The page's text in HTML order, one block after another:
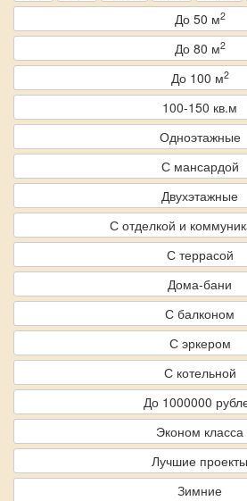
До 50 м2
До 80 м2
До 100 м2
100-150 кв.м
Одноэтажные
С мансардой
Двухэтажные
С отделкой и
С террасой
Дома-бани
С балконом
С эркером
С котельной
До 1000000
Эконом класса
Лучшие проекты
Зимние